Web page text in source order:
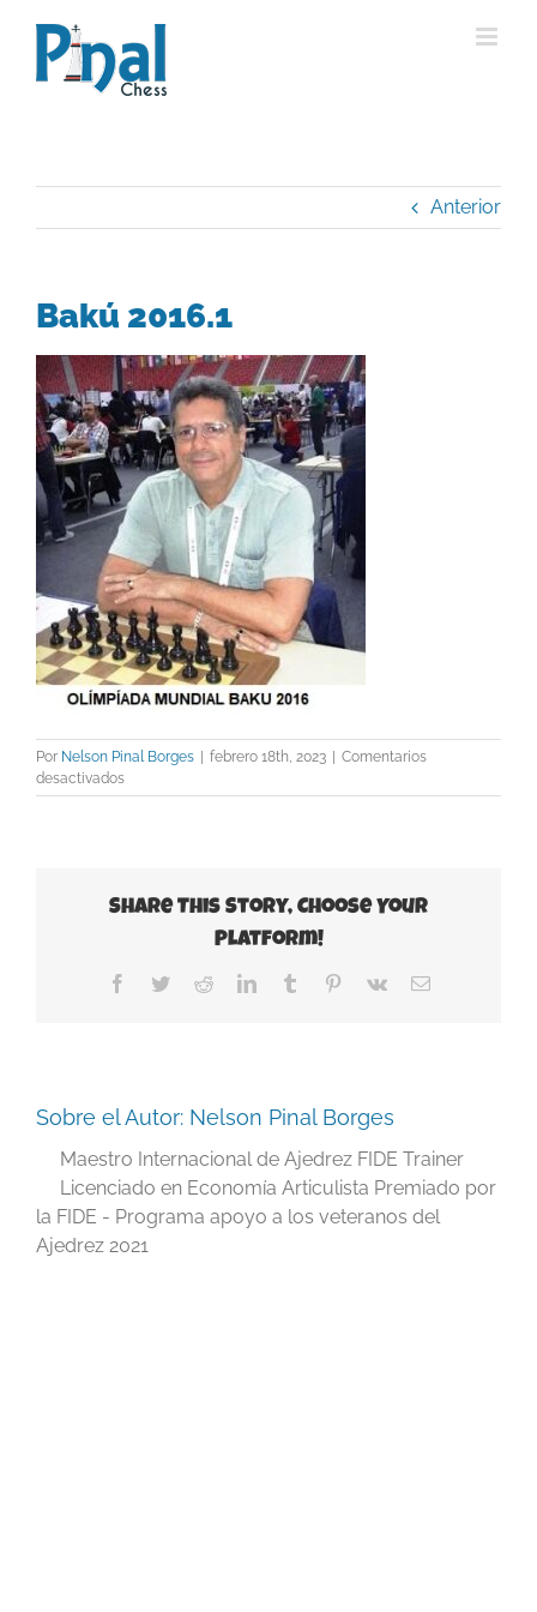
contenido
Anterior
Bakú 2016.1
Por Nelson Pinal Borges | febrero 18th, 2023 | Comentarios
desactivadosen
Bakú
Share This Story, Choose Your
Platform!
Facebook
TwitterRedditLinkedInTumblr Pinterest
Vk
Correo
Sobre el Autor: Nelson Pinal Borges
Maestro Internacional de Ajedrez FIDE Trainer
Licenciado en Economía Articulista Premiado por
la FIDE - Programa apoyo a los veteranos del
Ajedrez 2021